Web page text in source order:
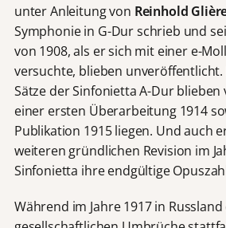
unter Anleitung von Reinhold
Symphonie in G-Dur schrieb und
von 1908, als er sich mit einer e-
versuchte, blieben
Sätze der Sinfonietta A-Dur blieben
einer ersten Überarbeitung 1914
Publikation 1915 liegen. Und auch
weiteren gründlichen Revision im
Sinfonietta ihre endgültige
Während im Jahre 1917 in